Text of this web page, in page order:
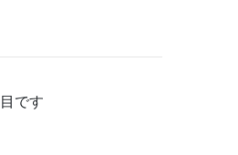
です